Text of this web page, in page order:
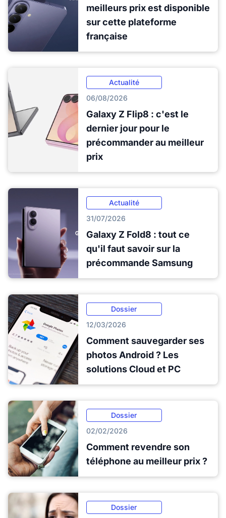
meilleurs prix est disponible
sur cette plateforme
française
Actualité
06/08/2026
Galaxy Z Flip8 : c'est le
dernier jour pour le
précommander au meilleur
prix
Actualité
31/07/2026
Galaxy Z Fold8 : tout ce
qu'il faut savoir sur la
précommande Samsung
Dossier
12/03/2026
Comment sauvegarder ses
photos Android ? Les
solutions Cloud et PC
Dossier
02/02/2026
Comment revendre son
téléphone au meilleur prix ?
Dossier